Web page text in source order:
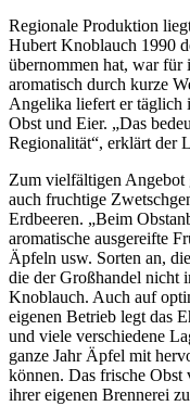
Regionale Produktion
Hubert Knoblauch 1990
übernommen hat, war für
aromatisch durch kurze
Angelika liefert er täglich
Obst und Eier. „Das
Regionalität“, erklärt der
Zum vielfältigen
auch fruchtige
Erdbeeren. „Beim
aromatische ausgereifte
Äpfeln usw. Sorten an,
die der Großhandel nicht
Knoblauch. Auch auf
eigenen Betrieb legt das
und viele verschiedene
ganze Jahr Äpfel mit
können. Das frische Obst
ihrer eigenen Brennerei